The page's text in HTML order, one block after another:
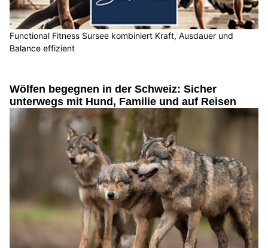
Functional Fitness Sursee kombiniert Kraft, Ausdauer und
Balance effizient
Wölfen begegnen in der Schweiz: Sicher
unterwegs mit Hund, Familie und auf Reisen